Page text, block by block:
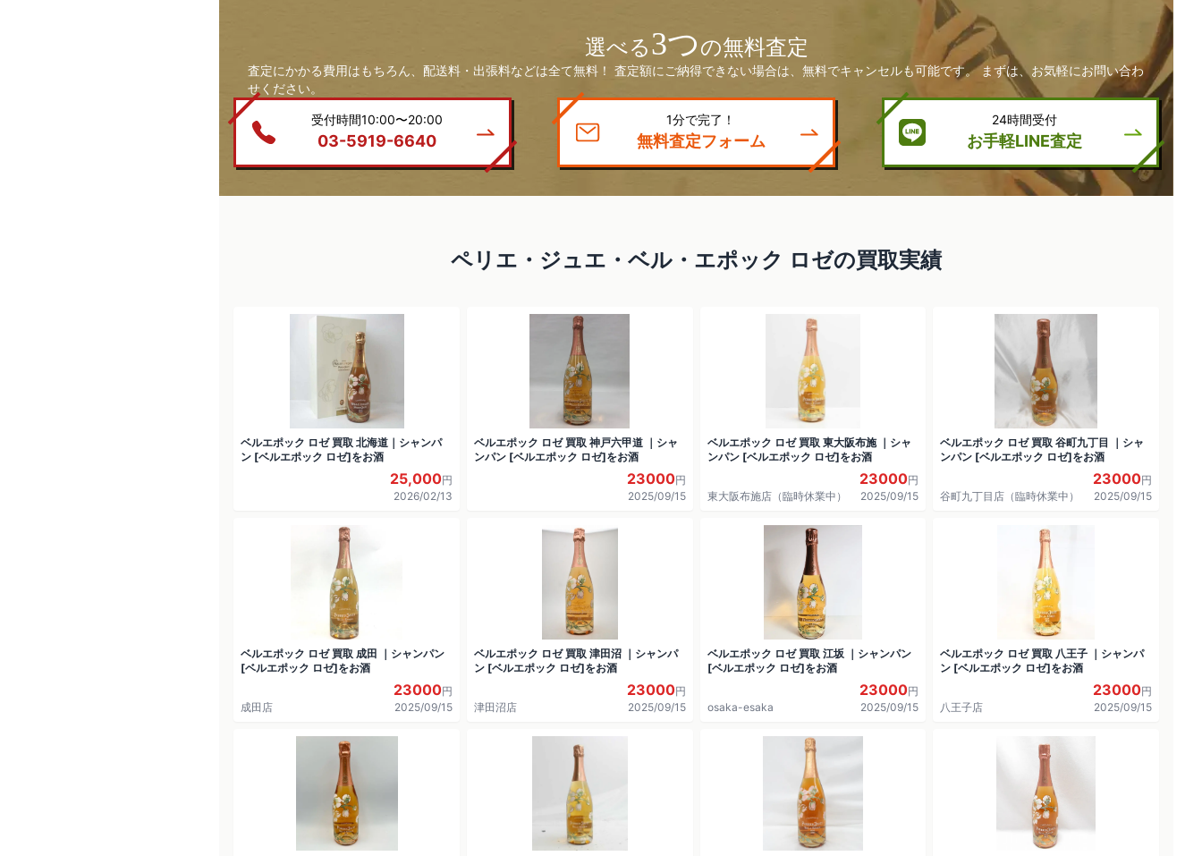
選べる3つの無料査定
査定にかかる費用はもちろん、配送料・出張料などは全て無料！ 査定額にご納得できない場合は、無料でキャンセルも可能です。 まずは、お気軽にお問い合わ
せください。
受付時間10:00〜20:00
03-5919-6640
1分で完了！
無料査定フォーム
24時間受付
お手軽LINE査定
ペリエ・ジュエ・ベル・エポック ロゼの買取実績
ベルエポック ロゼ 買取 北海道｜シャンパ
ン [ベルエポック ロゼ]をお酒
25,000円
2026/02/13
ベルエポック ロゼ 買取 神戸六甲道 ｜シャ
ンパン [ベルエポック ロゼ]をお酒
23000円
2025/09/15
ベルエポック ロゼ 買取 東大阪布施 ｜シャ
ンパン [ベルエポック ロゼ]をお酒
23000円
東大阪布施店（臨時休業中）
2025/09/15
ベルエポック ロゼ 買取 谷町九丁目 ｜シャ
ンパン [ベルエポック ロゼ]をお酒
23000円
谷町九丁目店（臨時休業中）
2025/09/15
ベルエポック ロゼ 買取 成田 ｜シャンパン
[ベルエポック ロゼ]をお酒
23000円
成田店
2025/09/15
ベルエポック ロゼ 買取 津田沼 ｜シャンパ
ン [ベルエポック ロゼ]をお酒
23000円
津田沼店
2025/09/15
ベルエポック ロゼ 買取 江坂 ｜シャンパン
[ベルエポック ロゼ]をお酒
23000円
osaka-esaka
2025/09/15
ベルエポック ロゼ 買取 八王子 ｜シャンパ
ン [ベルエポック ロゼ]をお酒
23000円
八王子店
2025/09/15